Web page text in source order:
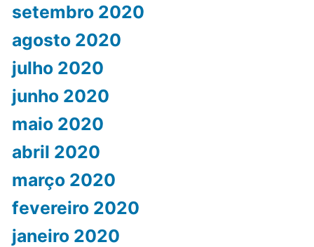
setembro 2020
agosto 2020
julho 2020
junho 2020
maio 2020
abril 2020
março 2020
fevereiro 2020
janeiro 2020